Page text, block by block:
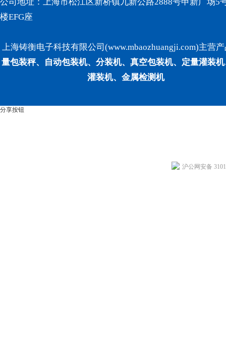
楼EFG座
上海铸衡电子科技有限公司(www.mbaozhuangji.com)主营
量包装秤、自动包装机、分装机、真空包装机、定量灌装
灌装机、金属检测机
分享按钮
沪公网安备